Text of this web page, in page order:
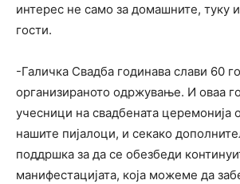
интерес не само за домашните, туку
гости.
-Галичка Свадба годинава слави 60
организираното одржување. И оваа
учесници на свадбената церемонија
нашите пијалоци, и секако
поддршка за да се обезбеди
манифестацијата, која можеме да